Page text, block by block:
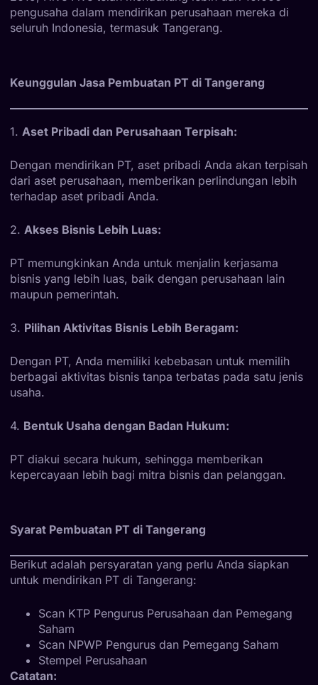
pengusaha dalam mendirikan perusahaan mereka di
seluruh Indonesia, termasuk Tangerang.
Keunggulan Jasa Pembuatan PT di Tangerang
1. Aset Pribadi dan Perusahaan Terpisah:
Dengan mendirikan PT, aset pribadi Anda akan terpisah
dari aset perusahaan, memberikan perlindungan lebih
terhadap aset pribadi Anda.
2. Akses Bisnis Lebih Luas:
PT memungkinkan Anda untuk menjalin kerjasama
bisnis yang lebih luas, baik dengan perusahaan lain
maupun pemerintah.
3. Pilihan Aktivitas Bisnis Lebih Beragam:
Dengan PT, Anda memiliki kebebasan untuk memilih
berbagai aktivitas bisnis tanpa terbatas pada satu jenis
usaha.
4. Bentuk Usaha dengan Badan Hukum:
PT diakui secara hukum, sehingga memberikan
kepercayaan lebih bagi mitra bisnis dan pelanggan.
Syarat Pembuatan PT di Tangerang
Berikut adalah persyaratan yang perlu Anda siapkan
untuk mendirikan PT di Tangerang:
Scan KTP Pengurus Perusahaan dan Pemegang
Saham
Scan NPWP Pengurus dan Pemegang Saham
Stempel Perusahaan
Catatan: